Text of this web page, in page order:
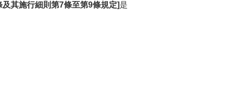
其施行細則第7條至第9條規定]是